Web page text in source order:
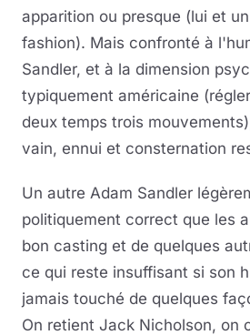
apparition ou presque (lui et
fashion). Mais confronté à
Sandler, et à la dimension
typiquement américaine
deux temps trois
vain, ennui et consternation
Un autre Adam Sandler
politiquement correct que les
bon casting et de quelques
ce qui reste insuffisant si son
jamais touché de quelques
On retient Jack Nicholson, on